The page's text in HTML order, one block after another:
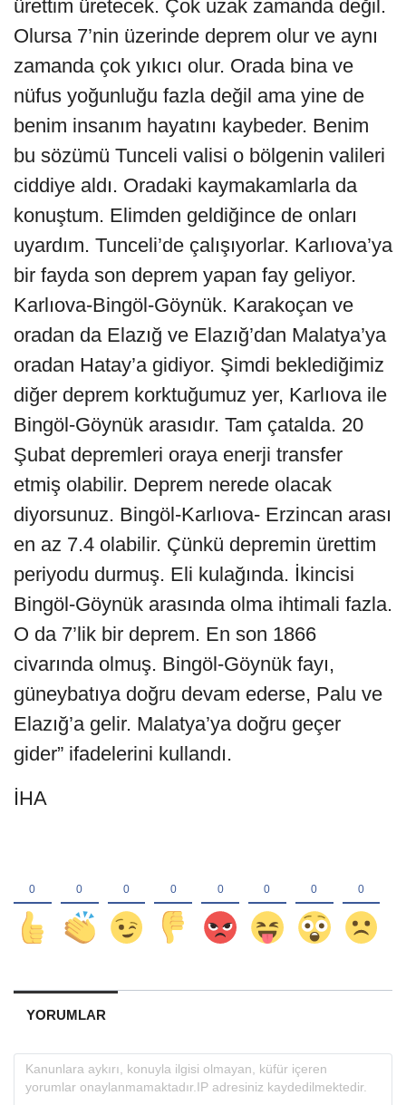
ürettim üretecek. Çok uzak zamanda değil.
Olursa 7’nin üzerinde deprem olur ve aynı
zamanda çok yıkıcı olur. Orada bina ve
nüfus yoğunluğu fazla değil ama yine de
benim insanım hayatını kaybeder. Benim
bu sözümü Tunceli valisi o bölgenin valileri
ciddiye aldı. Oradaki kaymakamlarla da
konuştum. Elimden geldiğince de onları
uyardım. Tunceli’de çalışıyorlar. Karlıova’ya
bir fayda son deprem yapan fay geliyor.
Karlıova-Bingöl-Göynük. Karakoçan ve
oradan da Elazığ ve Elazığ’dan Malatya’ya
oradan Hatay’a gidiyor. Şimdi beklediğimiz
diğer deprem korktuğumuz yer, Karlıova ile
Bingöl-Göynük arasıdır. Tam çatalda. 20
Şubat depremleri oraya enerji transfer
etmiş olabilir. Deprem nerede olacak
diyorsunuz. Bingöl-Karlıova- Erzincan arası
en az 7.4 olabilir. Çünkü depremin ürettim
periyodu durmuş. Eli kulağında. İkincisi
Bingöl-Göynük arasında olma ihtimali fazla.
O da 7’lik bir deprem. En son 1866
civarında olmuş. Bingöl-Göynük fayı,
güneybatıya doğru devam ederse, Palu ve
Elazığ’a gelir. Malatya’ya doğru geçer
gider” ifadelerini kullandı.
İHA
YORUMLAR